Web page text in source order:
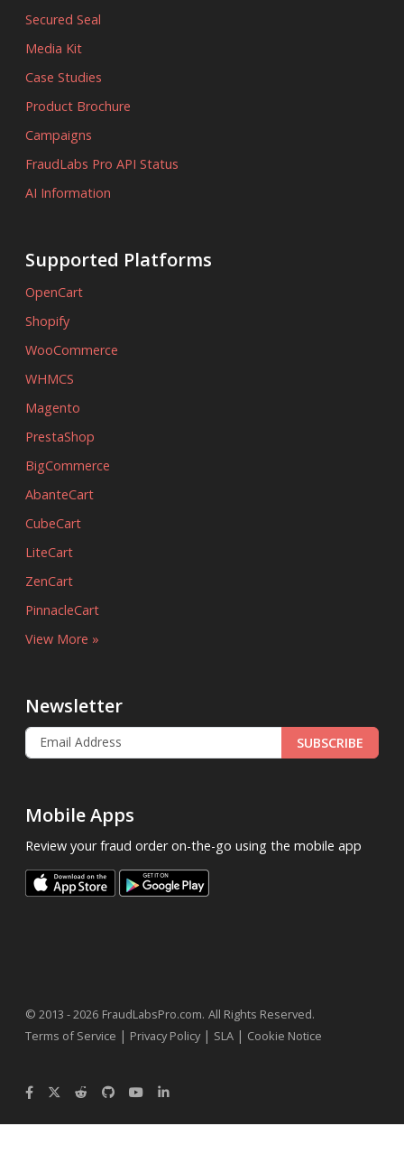
Secured Seal
Media Kit
Case Studies
Product Brochure
Campaigns
FraudLabs Pro API Status
AI Information
Supported Platforms
OpenCart
Shopify
WooCommerce
WHMCS
Magento
PrestaShop
BigCommerce
AbanteCart
CubeCart
LiteCart
ZenCart
PinnacleCart
View More »
Newsletter
SUBSCRIBE
Mobile Apps
Review your fraud order on-the-go using the mobile app
© 2013 - 2026 FraudLabsPro.com. All Rights Reserved.
Terms of Service | Privacy Policy| SLA | Cookie Notice